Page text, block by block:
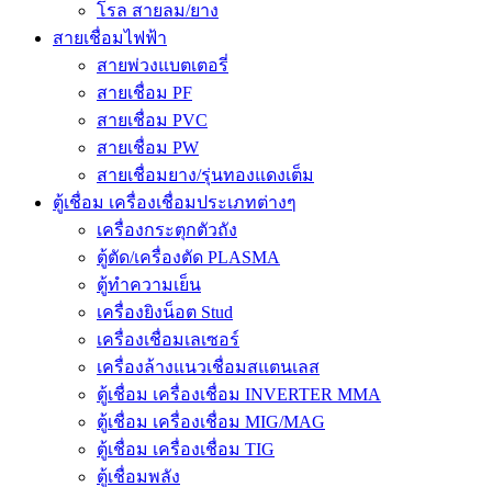
โรล สายลม/ยาง
สายเชื่อมไฟฟ้า
สายพ่วงแบตเตอรี่
สายเชื่อม PF
สายเชื่อม PVC
สายเชื่อม PW
สายเชื่อมยาง/รุ่นทองแดงเต็ม
ตู้เชื่อม เครื่องเชื่อมประเภทต่างๆ
เครื่องกระตุกตัวถัง
ตู้ตัด/เครื่องตัด PLASMA
ตู้ทำความเย็น
เครื่องยิงน็อต Stud
เครื่องเชื่อมเลเซอร์
เครื่องล้างแนวเชื่อมสแตนเลส
ตู้เชื่อม เครื่องเชื่อม INVERTER MMA
ตู้เชื่อม เครื่องเชื่อม MIG/MAG
ตู้เชื่อม เครื่องเชื่อม TIG
ตู้เชื่อมพลัง